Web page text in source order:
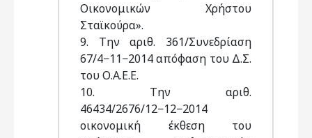
Οικονομικών Χρήστου
Σταϊκούρα».
9. Την αριθ. 361/Συνεδρίαση
67/4−11−2014 απόφαση του Δ.Σ.
του Ο.Α.Ε.Ε.
10. Την αριθ.
46434/2676/12−12−2014
οικονομική έκθεση του